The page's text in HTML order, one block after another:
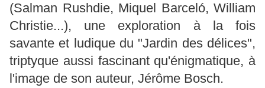
(Salman Rushdie, Miquel Barceló, William
Christie...), une exploration à la fois
savante et ludique du "Jardin des délices",
triptyque aussi fascinant qu'énigmatique, à
l'image de son auteur, Jérôme Bosch.